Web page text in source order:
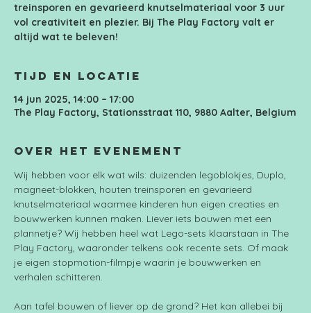
treinsporen en gevarieerd knutselmateriaal voor 3 uur
vol creativiteit en plezier. Bij The Play Factory valt er
altijd wat te beleven!
Tijd en locatie
14 jun 2025, 14:00 – 17:00
The Play Factory, Stationsstraat 110, 9880 Aalter, Belgium
Over het evenement
Wij hebben voor elk wat wils: duizenden legoblokjes, Duplo,
magneet-blokken, houten treinsporen en gevarieerd
knutselmateriaal waarmee kinderen hun eigen creaties en
bouwwerken kunnen maken. Liever iets bouwen met een
plannetje? Wij hebben heel wat Lego-sets klaarstaan in The
Play Factory, waaronder telkens ook recente sets. Of maak
je eigen stopmotion-filmpje waarin je bouwwerken en
verhalen schitteren.
Aan tafel bouwen of liever op de grond? Het kan allebei bij